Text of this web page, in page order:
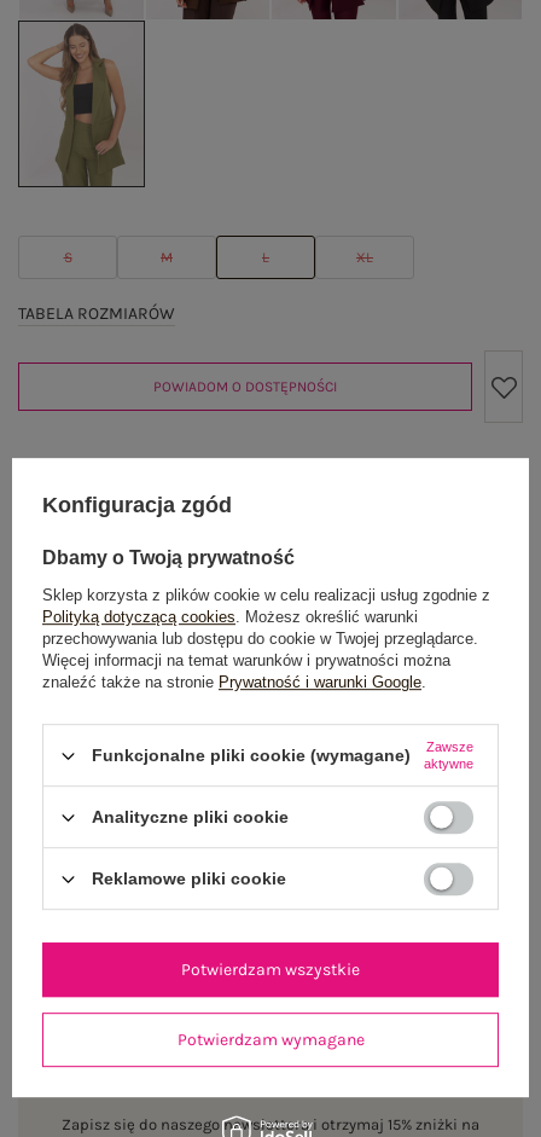
S M L XL
TABELA ROZMIARÓW
POWIADOM O DOSTĘPNOŚCI
OPIS PRODUKTU
GŁÓWNE PARAMETRY
WYSYŁKA I DOSTAWA
ZWROTY I REKLAMACJE
NEWSLETTER
Zapisz się do naszego newslettera i otrzymaj 15% zniżki na
Konfiguracja zgód
Dbamy o Twoją prywatność
Sklep korzysta z plików cookie w celu realizacji usług zgodnie z
Polityką dotyczącą cookies. Możesz określić warunki
przechowywania lub dostępu do cookie w Twojej przeglądarce.
Więcej informacji na temat warunków i prywatności można
znaleźć także na stronie Prywatność i warunki Google.
Funkcjonalne pliki cookie (wymagane)
Zawsze
aktywne
Analityczne pliki cookie
Reklamowe pliki cookie
Potwierdzam wymagane
Potwierdzam wszystkie